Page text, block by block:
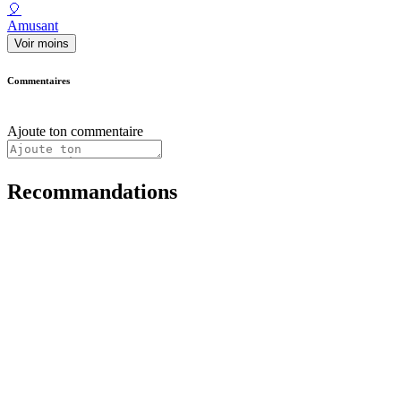
🎈
Amusant
Voir moins
Commentaires
Ajoute ton commentaire
Recommandations